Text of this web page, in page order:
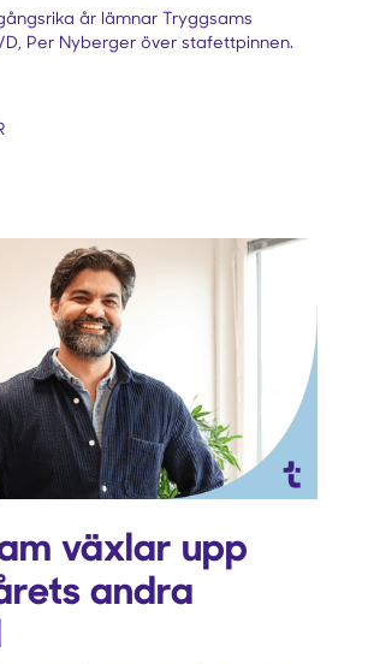
år lämnar Tryggsams
Per Nyberger över stafettpinnen.
växlar upp
andra